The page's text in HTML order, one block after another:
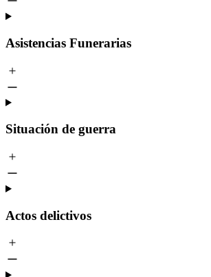
Asistencias Funerarias
Situación de guerra
Actos delictivos